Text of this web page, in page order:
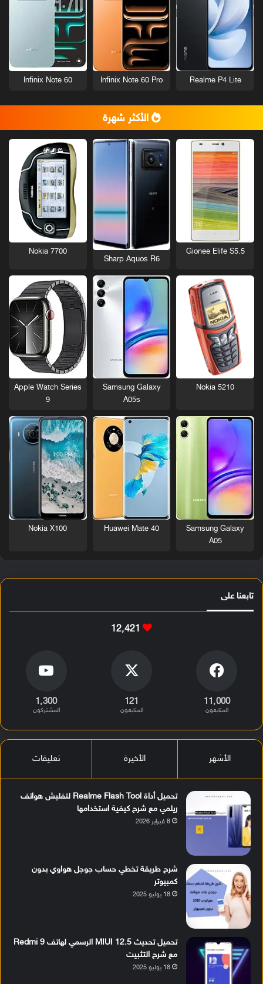
Realme P4 Lite
Infinix Note 60 Pro
Infinix Note 60
الأكثر شهرة
Gionee Elife S5.5
Sharp Aquos R6
Nokia 7700
Nokia 5210
Samsung Galaxy
A05s
Apple Watch Series
9
Samsung Galaxy
A05
Huawei Mate 40
Nokia X100
تابعنا على
12٬421
11٬000
المتابعون
121
المتابعون
1٬300
المشتركون
الأشهر الأخيرة تعليقات
تحميل أداة Realme Flash Tool لتفليش هواتف
ريلمي مع شرح كيفية استخدامها
8 فبراير 2026
شرح طريقة تخطي حساب جوجل هواوي بدون
كمبيوتر
18 يوليو 2025
تحميل تحديث MIUI 12.5 الرسمي لهاتف Redmi 9
مع شرح التثبيت
18 يوليو 2025